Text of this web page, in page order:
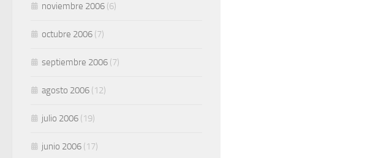
noviembre 2006 (6)
octubre 2006 (7)
septiembre 2006 (7)
agosto 2006 (12)
julio 2006 (19)
junio 2006 (17)